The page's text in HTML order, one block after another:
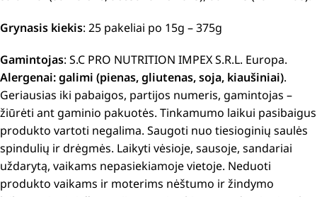
Grynasis kiekis: 25 pakeliai po 15g – 375g
Gamintojas: S.C PRO NUTRITION IMPEX S.R.L. Europa.
Alergenai: galimi (pienas, gliutenas, soja, kiaušiniai).
Geriausias iki pabaigos, partijos numeris, gamintojas –
žiūrėti ant gaminio pakuotės. Tinkamumo laikui pasibaigus
produkto vartoti negalima. Saugoti nuo tiesioginių saulės
spindulių ir drėgmės. Laikyti vėsioje, sausoje, sandariai
uždarytą, vaikams nepasiekiamoje vietoje. Neduoti
produkto vaikams ir moterims nėštumo ir žindymo